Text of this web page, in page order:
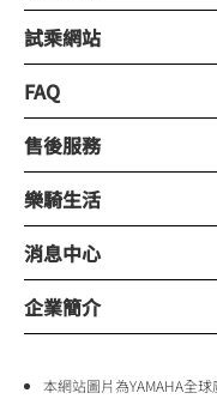
試乘網站
FAQ
售後服務
樂騎生活
消息中心
企業簡介
本網站圖片為YAMAHA全